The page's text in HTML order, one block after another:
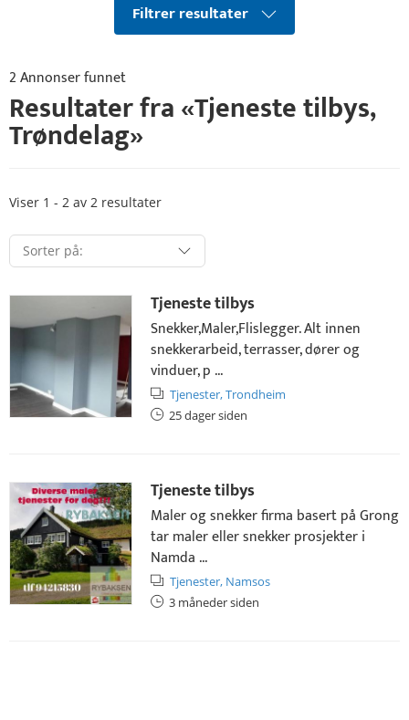
Filtrer resultater
2 Annonser funnet
Resultater fra «Tjeneste tilbys,
Trøndelag»
Viser 1 - 2 av 2 resultater
Tjeneste tilbys
Snekker,Maler,Flislegger. Alt innen
snekkerarbeid, terrasser, dører og
vinduer, p ...
Tjenester,Trondheim
25 dager siden
Tjeneste tilbys
Maler og snekker firma basert på Grong
tar maler eller snekker prosjekter i
Namda ...
Tjenester, Namsos
3 måneder siden